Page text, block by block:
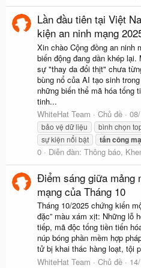
Lần đầu tiên tại Việt
kiện an ninh mạng
Xin chào Cộng đồng an ninh
biến động đang dần khép
sự "thay da đổi thịt" chưa
bùng nổ của AI tạo sinh
những biến thể mã hóa tống
tinh...
WhiteHat Team
Chủ đề
bảo vệ dữ liệu
bình chọn
sự kiện nổi bật
tấncông
0
Diễn đàn: Thông báo,
Điểm sáng giữa mảng
mạng của Tháng 10
Tháng 10/2025 chứng kiến
đặc” màu xám xịt: Những lỗ
tiếp, mã độc tống tiền tiến
núp bóng phần mềm hợp
tử bị khai thác hàng loạt, tội
WhiteHat Team
Chủ đề